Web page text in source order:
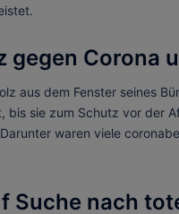
gegen Corona
aus dem Fenster seines
bis sie zum Schutz vor der
waren viele
Suche nach